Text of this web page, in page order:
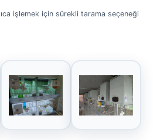
işlemek için sürekli tarama seçeneği